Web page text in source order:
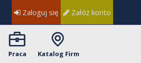
Zaloguj się Załóż konto
Praca Katalog Firm